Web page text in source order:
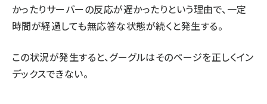
かったりサーバーの反応が遅かったりという理由で、一定
時間が経過しても無応答な状態が続くと発生する。
この状況が発生すると、グーグルはそのページを正しくイン
デックスできない。